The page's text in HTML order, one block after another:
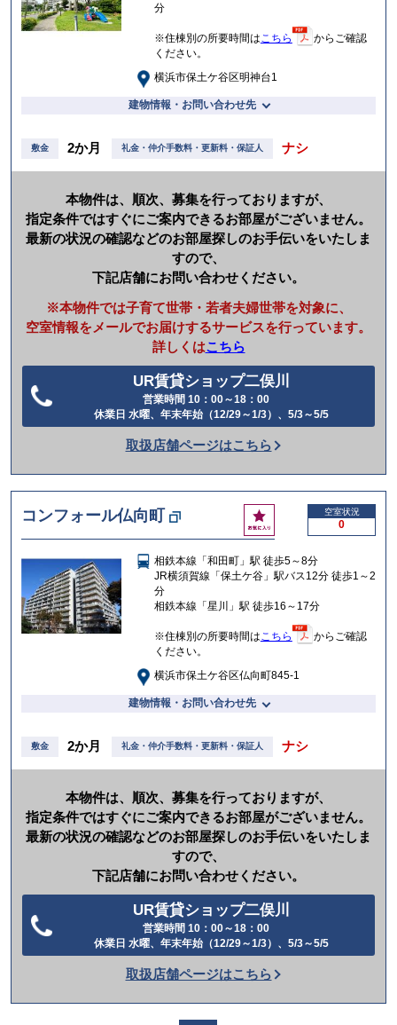
分
※住棟別の所要時間は こちら
からご確認
ください。
横浜市保土ケ谷区明神台1
建物情報・お問い合わせ先
敷金 2か月 礼金・仲介手数料・更新料・保証人 ナシ
本物件は、順次、募集を行っておりますが、
指定条件ではすぐにご案内できるお部屋がございません。
最新の状況の確認などのお部屋探しのお手伝いをいたしま
すので、
下記店舗にお問い合わせください。
※本物件では子育て世帯・若者夫婦世帯を対象に、
空室情報をメールでお届けするサービスを行っています。
詳しくはこちら
UR賃貸ショップ二俣川
営業時間 10：00～18：00
休業日 水曜、年末年始（12/29～1/3）、5/3～5/5
話
か
け
る
取扱店舗ページはこちら
コンフォール仏向町
お
気
入
り
空室状況
0
相鉄本線「和田町」駅 徒歩5～8分
JR横須賀線「保土ケ谷」駅バス12分 徒歩1～2
分
相鉄本線「星川」駅 徒歩16～17分
※住棟別の所要時間はこちら
からご確認
ください。
横浜市保土ケ谷区仏向町845-1
建物情報・お問い合わせ先
敷金 2か月 礼金・仲介手数料・更新料・保証人 ナシ
本物件は、順次、募集を行っておりますが、
指定条件ではすぐにご案内できるお部屋がございません。
最新の状況の確認などのお部屋探しのお手伝いをいたしま
すので、
下記店舗にお問い合わせください。
UR賃貸ショップ二俣川
営業時間 10：00～18：00
休業日 水曜、年末年始（12/29～1/3）、5/3～5/5
話
か
取扱店舗ページはこちら